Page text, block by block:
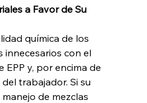
a Favor de Su
química de los
con el
y, por encima de
trabajador. Si su
de mezclas